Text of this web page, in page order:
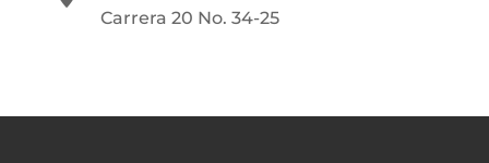
Carrera 20 No. 34-25